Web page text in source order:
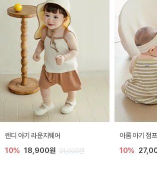
렌디 아기 라운지웨어
10% 18,900원 21,000원
아롬 아기 점
10%